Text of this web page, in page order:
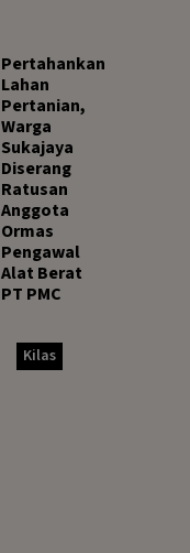
Pertahankan
Lahan
Pertanian,
Warga
Sukajaya
Diserang
Ratusan
Anggota
Ormas
Pengawal
Alat Berat
PT PMC
Kilas